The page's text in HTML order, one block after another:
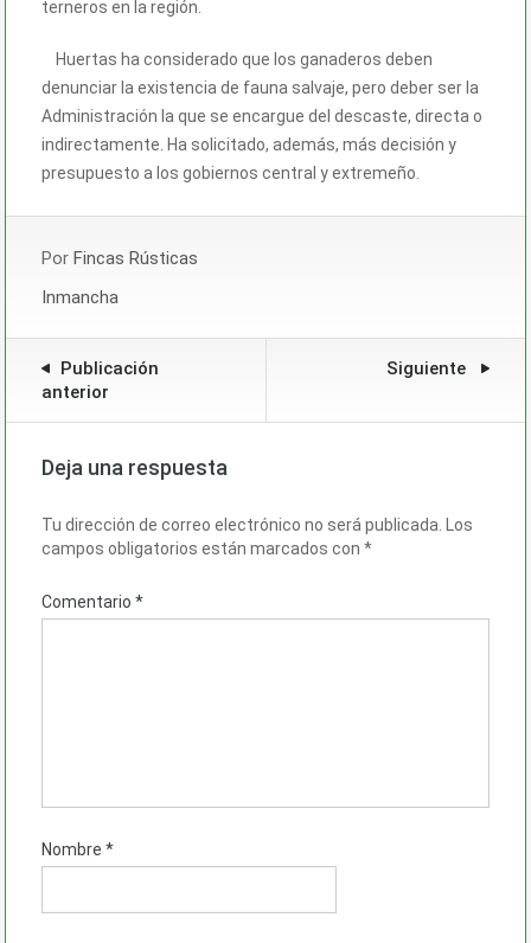
terneros en la región.
Huertas ha considerado que los ganaderos deben
denunciar la existencia de fauna salvaje, pero deber ser la
Administración la que se encargue del descaste, directa o
indirectamente. Ha solicitado, además, más decisión y
presupuesto a los gobiernos central y extremeño.
Por Fincas Rústicas
Inmancha
Publicación
anterior
Siguiente
Deja una respuesta
Tu dirección de correo electrónico no será publicada. Los
campos obligatorios están marcados con *
Comentario *
Nombre *